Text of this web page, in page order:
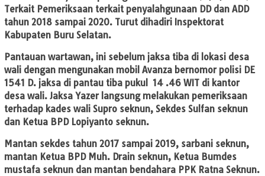
Terkait Pemeriksaan terkait penyalahgunaan DD dan ADD
tahun 2018 sampai 2020. Turut dihadiri Inspektorat
Kabupaten Buru Selatan.
Pantauan wartawan, ini sebelum jaksa tiba di lokasi desa
wali dengan mengunakan mobil Avanza bernomor polisi DE
1541 D. jaksa di pantau tiba pukul 14 .46 WIT di kantor
desa wali. Jaksa Yazer langsung melakukan pemeriksaan
terhadap kades wali Supro seknun, Sekdes Sulfan seknun
dan Ketua BPD Lopiyanto seknun.
Mantan sekdes tahun 2017 sampai 2019, sarbani seknun,
mantan Ketua BPD Muh. Drain seknun, Ketua Bumdes
mustafa seknun dan mantan bendahara PPK Ratna Seknun.